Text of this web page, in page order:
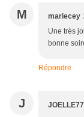
M mariecey
Une très
bonne
Répondre
J JOELLE77